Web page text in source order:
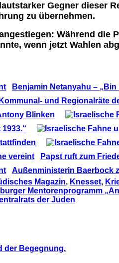
Gegner dieser
zu übernehmen.
Während die
wenn jetzt Wahlen
Benjamin Netanyahu –
und Regionalräte
Blinken
Papst ruft zum
Außenministerin Baerbock
Magazin, Knesset,
Mentorenprogramm
der Juden
der Begegnung.